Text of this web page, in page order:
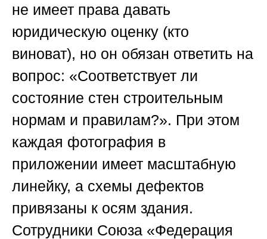
не имеет права давать
юридическую оценку (кто
виноват), но он обязан ответить на
вопрос: «Соответствует ли
состояние стен строительным
нормам и правилам?». При этом
каждая фотография в
приложении имеет масштабную
линейку, а схемы дефектов
привязаны к осям здания.
Сотрудники Союза «Федерация